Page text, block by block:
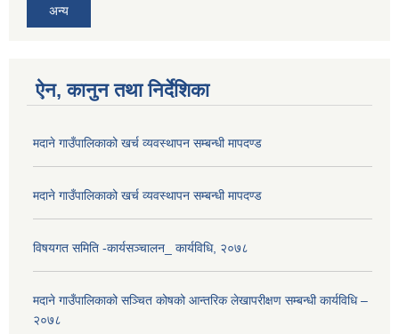
अन्य
ऐन, कानुन तथा निर्देशिका
मदाने गाउँपालिकाको खर्च व्यवस्थापन सम्बन्धी मापदण्ड
मदाने गाउँपालिकाको खर्च व्यवस्थापन सम्बन्धी मापदण्ड
विषयगत समिति -कार्यसञ्चालन_ कार्यविधि, २०७८
मदाने गाउँपालिकाको सञ्चित कोषको आन्तरिक लेखापरीक्षण सम्बन्धी कार्यविधि –
२०७८